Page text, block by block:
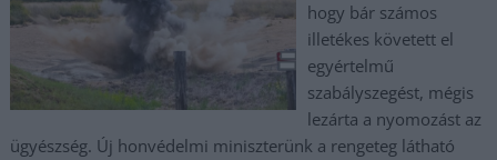
hogy bár számos
illetékes követett el
egyértelmű
szabályszegést, mégis
lezárta a nyomozást az
ügyészség. Új honvédelmi miniszterünk a rengeteg látható